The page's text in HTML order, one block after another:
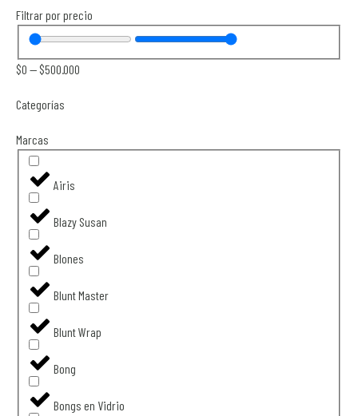
Filtrar por precio
$0 — $500.000
Categorías
Marcas
Airis
Blazy Susan
Blones
Blunt Master
Blunt Wrap
Bong
Bongs en Vidrio